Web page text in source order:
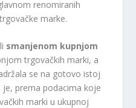
renomiranih
marke.
smanjenom kupnjom
trgovačkih marki, a
se na gotovo istoj
je, prema podacima koje
marki u ukupnoj